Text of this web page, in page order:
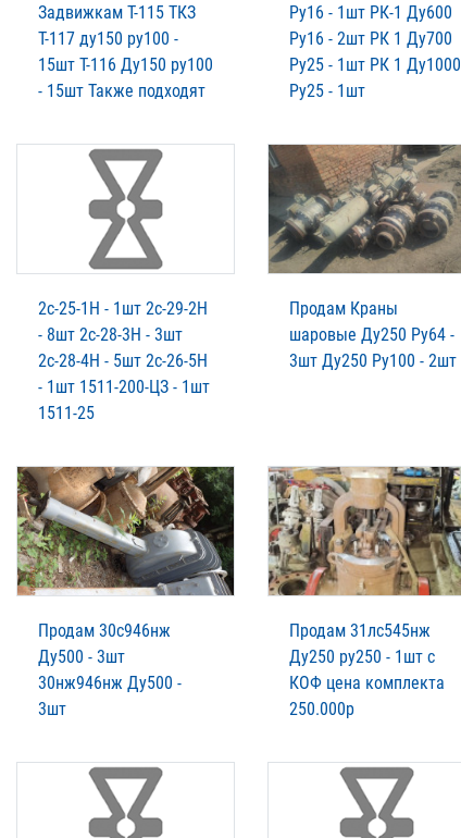
Задвижкам Т-115 ТКЗ
Т-117 ду150 ру100 -
15шт Т-116 Ду150 ру100
- 15шт Также подходят
Ру16 - 1шт РК-1 Ду600
Ру16 - 2шт РК 1 Ду700
Ру25 - 1шт РК 1 Ду1000
Ру25 - 1шт
2с-25-1Н - 1шт 2с-29-2Н
- 8шт 2с-28-3Н - 3шт
2с-28-4Н - 5шт 2с-26-5Н
- 1шт 1511-200-ЦЗ - 1шт
1511-25
Продам Краны
шаровые Ду250 Ру64 -
3шт Ду250 Ру100 - 2шт
Продам 30с946нж
Ду500 - 3шт
30нж946нж Ду500 -
3шт
Продам 31лс545нж
Ду250 ру250 - 1шт с
КОФ цена комплекта
250.000р